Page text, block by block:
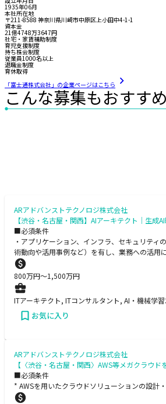
1935年06月
本社所在地
〒211-8588 神奈川県川崎市中原区上小田中4-1-1
資本金
21億4748万3647円
社宅・家賃補助制度
育児支援制度
持ち株会制度
従業員1000名以上
退職金制度
育休取得
「富士通株式会社」の企業ページはこちら
こんな募集もおすすめ
ARアドバンストテクノロジ株式会社
【渋谷・名古屋・関西】AIアーキテクト｜生成
■必須条件
・アプリケーション、インフラ、セキュリテ
術動向や活用事例など）を有し、業務への活用
800万円〜1,500万円
ITアーキテクト, ITコンサルタント, AI・機械学
お気に入り
ARアドバンストテクノロジ株式会社
【〈渋谷・名古屋・関西〉AWS等メガクラウ
■必須条件
* AWSを用いたクラウドソリューションの設計